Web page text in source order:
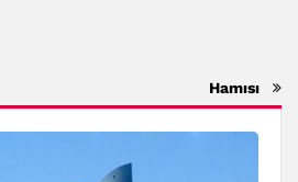
Hamısı